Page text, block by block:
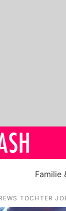
Familie
TOCHTER